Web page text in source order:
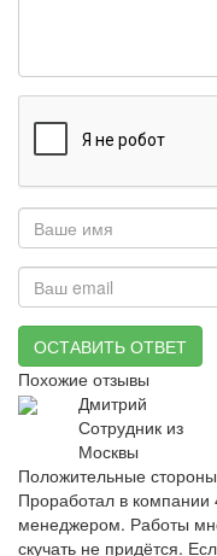
ОСТАВИТЬ ОТВЕТ
Похожие отзывы
Дмитрий
Сотрудник из
Москвы
Положительные
Проработал в компании
менеджером. Работы
скучать не придётся.